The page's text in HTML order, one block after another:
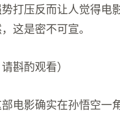
打压反而让人觉得电
这是密不可宣。
斟酌观看）
电影确实在孙悟空一